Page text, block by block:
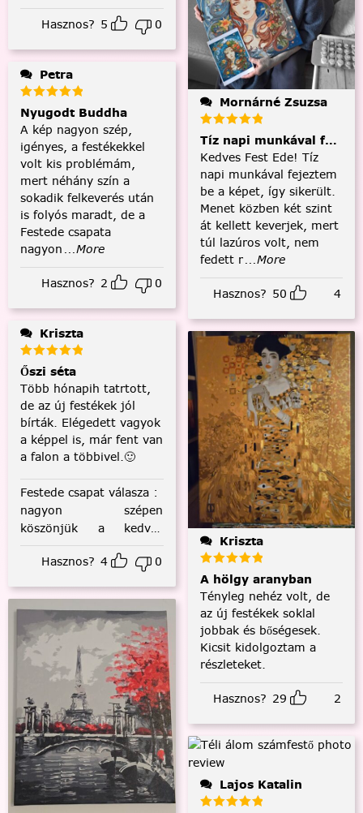
Hasznos? 5 0
Petra
Nyugodt Buddha
A kép nagyon szép,
igényes, a festékekkel
volt kis problémám,
mert néhány szín a
sokadik felkeverés után
is folyós maradt, de a
Festede csapata
nagyon ...More
Hasznos? 2 0
Kriszta
Őszi séta
Több hónapih tatrtott,
de az új festékek jól
bírták. Elégedett vagyok
a képpel is, már fent van
a falon a többivel.🙂
Festede csapat válasza :
nagyon szépen
köszönjük a kedves
visszajelzést! :)
Hasznos? 4 0
Mornárné Zsuzsa
Tíz napi munkával
Kedves Fest Ede! Tíz
napi munkával fejeztem
be a képet, így sikerült.
Menet közben két szint
át kellett keverjek, mert
túl lazúros volt, nem
fedett r...More
Hasznos? 50 4
Kriszta
A hölgy aranyban
Tényleg nehéz volt, de
az új festékek soklal
jobbak és bőségesek.
Kicsit kidolgoztam a
részleteket.
Hasznos? 29 2
Lajos Katalin